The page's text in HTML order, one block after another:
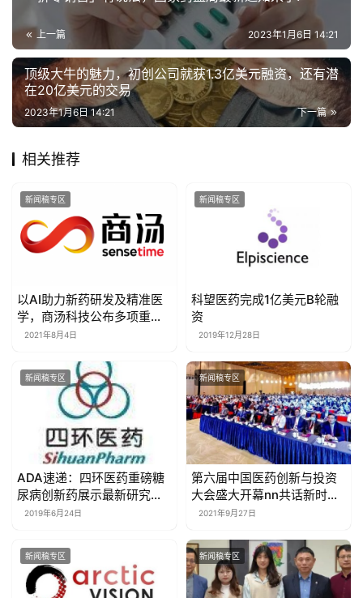
上一篇 2023年1月6日 14:21
顶级大牛的魅力，初创公司就获1.3亿美元融资，还有潜
在20亿美元的交易
下一篇
2023年1月6日 14:21
相关推荐
新闻稿专区
以AI助力新药研发及精准医
学，商汤科技公布多项重磅
研究成果
2021年8月4日
新闻稿专区
科望医药完成1亿美元B轮融
资
2019年12月28日
新闻稿专区
ADA速递：四环医药重磅糖
尿病创新药展示最新研究进
展2019年6月24日
新闻稿专区
​第六届中国医药创新与投资
大会盛大开幕nn共话新时
代、新格局下全球医药创新
2021年9月27日
新闻稿专区 新闻稿专区